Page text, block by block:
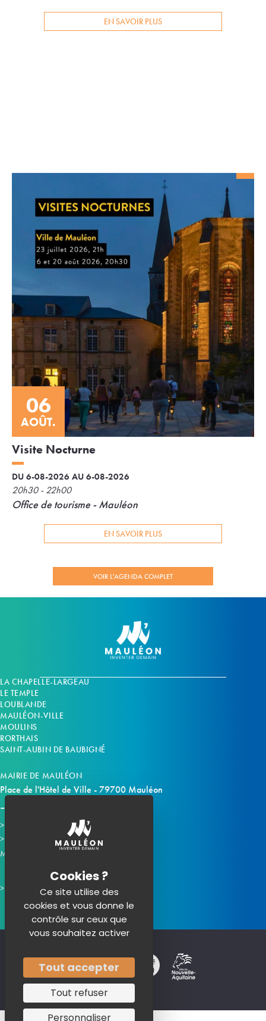
EN SAVOIR PLUS
06
AOÛT.
Visite Nocturne
DU 6-08-2026 AU 6-08-2026
20h30 - 22h00
Office de tourisme - Mauléon
EN SAVOIR PLUS
VOIR L'AGENDA COMPLET
LA CHAPELLE-LARGEAU
LE TEMPLE
LOUBLANDE
MAULÉON-VILLE
MOULINS
RORTHAIS
SAINT-AUBIN DE BAUBIGNÉ
MAIRIE DE MAULÉON
Place de l'Hôtel de Ville - 79700 Mauléon
Horaires d'ouverture
Contacter la mairie
Mauléon sur les réseaux :
Ce site utilise des
cookies et vous donne le
contrôle sur ceux que
vous souhaitez activer
Tout accepter
Tout refuser
Personnaliser